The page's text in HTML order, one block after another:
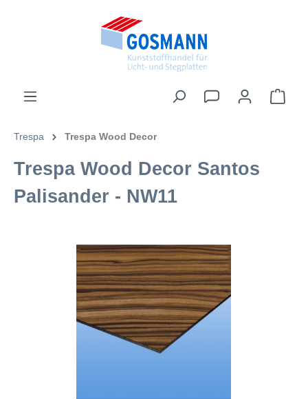
Trespa Trespa Wood Decor
Trespa Wood Decor Santos
Palisander - NW11